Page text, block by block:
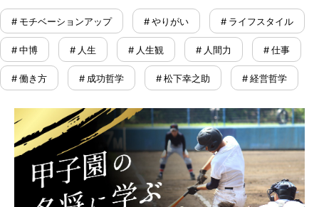
# モチベーションアップ # やりがい # ライフスタイル
# 中博 # 人生 # 人生観 # 人間力 # 仕事
# 働き方 # 成功哲学 # 松下幸之助 # 経営哲学